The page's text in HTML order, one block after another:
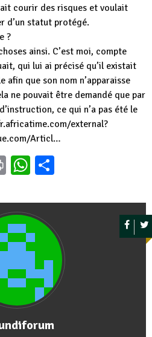
courir des risques et voulait
d’un statut protégé.
?
ainsi. C’est moi, compte
qui lui ai précisé qu’il existait
que son nom n’apparaisse
ne pouvait être demandé que par
ce qui n’a pas été le
external?
Articl…
PrintWhatsApp